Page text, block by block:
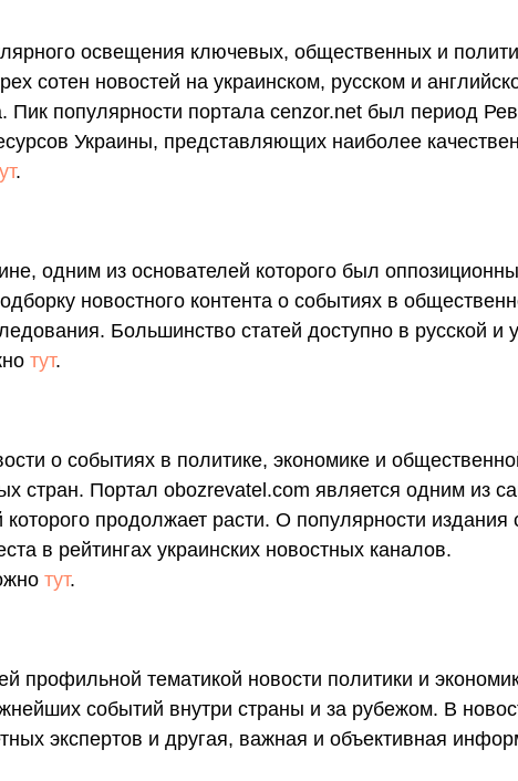
освещения ключевых, общественных и
сотен новостей на украинском, русском и
Пик популярности портала cenzor.net был период
Украины, представляющих наиболее
.
одним из основателей которого был
новостного контента о событиях в
Большинство статей доступно в русской и
тут.
о событиях в политике, экономике и
стран. Портал оbozrevatel.com является одним из
продолжает расти. О популярности издания
в рейтингах украинских новостных каналов.
тут.
профильной тематикой новости политики и
событий внутри страны и за рубежом. В
экспертов и другая, важная и объективная